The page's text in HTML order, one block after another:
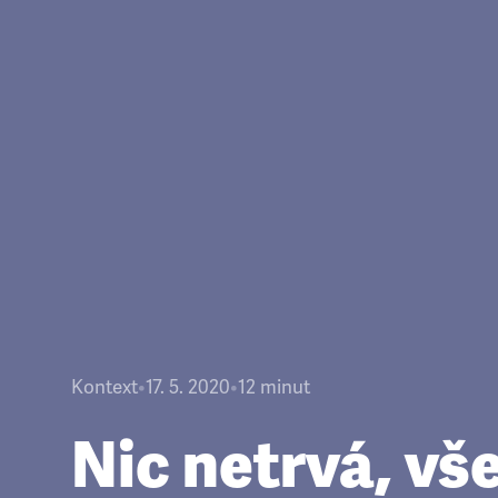
Kontext•17. 5. 2020•12 minut
Nic netrvá,